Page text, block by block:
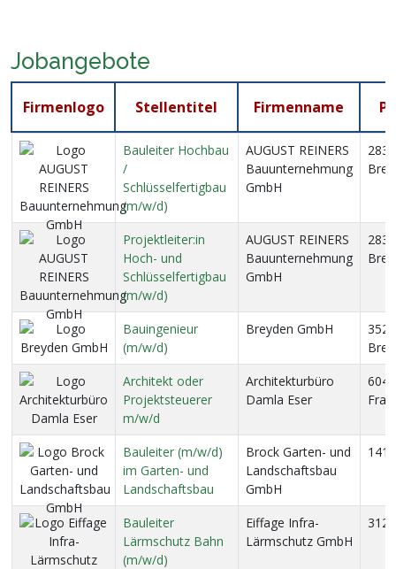
Jobangebote
Firmenlogo Stellentitel Firmenname
Bauleiter Hochbau
/
Schlüsselfertigbau
(m/w/d)
AUGUST REINERS
Bauunternehmung
GmbH
Projektleiter:in
Hoch- und
Schlüsselfertigbau
(m/w/d)
AUGUST REINERS
Bauunternehmung
GmbH
Bauingenieur
(m/w/d)
Breyden GmbH
Architekt oder
Projektsteuerer
m/w/d
Architekturbüro
Damla Eser
Bauleiter (m/w/d)
im Garten- und
Landschaftsbau
Brock Garten- und
Landschaftsbau
GmbH
Bauleiter
Lärmschutz Bahn
(m/w/d)
Eiffage Infra-
Lärmschutz GmbH